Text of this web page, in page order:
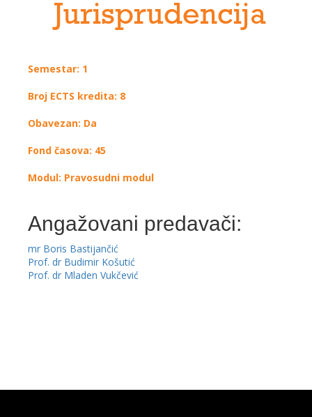
Jurisprudencija
Semestar: 1
Broj ECTS kredita: 8
Obavezan: Da
Fond časova: 45
Modul: Pravosudni modul
Angažovani predavači:
mr Boris Bastijančić
Prof. dr Budimir Košutić
Prof. dr Mladen Vukčević